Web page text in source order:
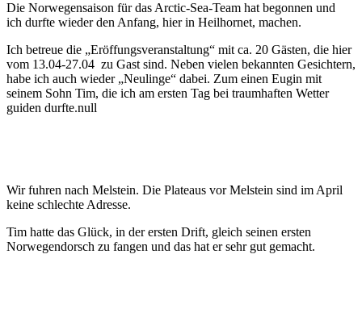
Die Norwegensaison für das Arctic-Sea-Team hat begonnen und
ich durfte wieder den Anfang, hier in Heilhornet, machen.
Ich betreue die „Eröffungsveranstaltung“ mit ca. 20 Gästen, die hier
vom 13.04-27.04 zu Gast sind. Neben vielen bekannten Gesichtern,
habe ich auch wieder „Neulinge“ dabei. Zum einen Eugin mit
seinem Sohn Tim, die ich am ersten Tag bei traumhaften Wetter
guiden durfte.null
Wir fuhren nach Melstein. Die Plateaus vor Melstein sind im April
keine schlechte Adresse.
Tim hatte das Glück, in der ersten Drift, gleich seinen ersten
Norwegendorsch zu fangen und das hat er sehr gut gemacht.